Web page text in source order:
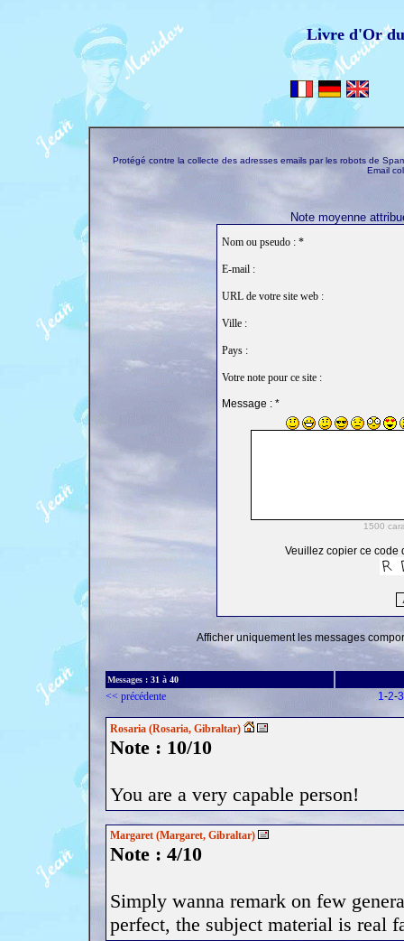
Livre d'Or
Protégé contre la collecte des adresses emails par les robots de
Email
Note moyenne
Nom ou pseudo : *
E-mail :
URL de votre site web :
Ville :
Pays :
Votre note pour ce site :
Message : *
Veuillez copier ce code
Afficher uniquement les messages
Messages : 31 à 40
<< précédente 1-2-3
Rosaria (Rosaria, Gibraltar)
Note : 10/10
You are a very capable person!
Margaret (Margaret, Gibraltar)
Note : 4/10
Simply wanna remark on few
perfect, the subject material is real